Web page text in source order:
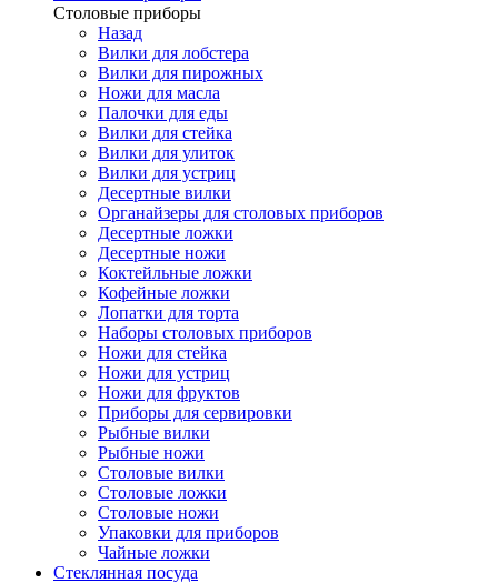
Cтоловые приборы
Назад
Вилки для лобстера
Вилки для пирожных
Ножи для масла
Палочки для еды
Вилки для стейка
Вилки для улиток
Вилки для устриц
Десертные вилки
Органайзеры для столовых приборов
Десертные ложки
Десертные ножи
Коктейльные ложки
Кофейные ложки
Лопатки для торта
Наборы столовых приборов
Ножи для стейка
Ножи для устриц
Ножи для фруктов
Приборы для сервировки
Рыбные вилки
Рыбные ножи
Столовые вилки
Столовые ложки
Столовые ножи
Упаковки для приборов
Чайные ложки
Стеклянная посуда